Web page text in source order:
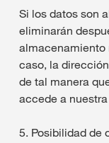
Si los datos son
eliminarán
almacenamiento
caso, la
de tal manera
accede a
5. Posibilidad de